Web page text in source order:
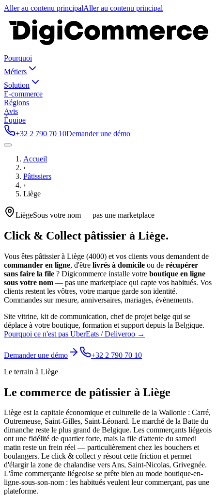
Aller au contenu principalAller au contenu principal
Pourquoi
Métiers
Solution
E-commerce
Régions
Avis
Équipe
+32 2 790 70 10Demander une démo
Accueil
›
Pâtissiers
›
Liège
LiègeSous votre nom — pas une marketplace
Click & Collect pâtissier à Liège.
Vous êtes pâtissierà Liège (4000) et vos clients vous demandent de
commander en ligne, d'être livrés à domicile ou de récupérer
sans faire la file ? Digicommerce installe votre boutique en ligne
sous votre nom — pas une marketplace qui capte vos habitués. Vos
clients restent les vôtres, votre marque garde son identité.
Commandes sur mesure, anniversaires, mariages, événements.
Site vitrine, kit de communication, chef de projet belge qui se
déplace à votre boutique, formation et support depuis la Belgique.
Pourquoi ce n'est pas UberEats / Deliveroo →
Demander une démo
+32 2 790 70 10
Le terrain à Liège
Le commerce de pâtissier à Liège
Liège est la capitale économique et culturelle de la Wallonie : Carré,
Outremeuse, Saint-Gilles, Saint-Léonard. Le marché de la Batte du
dimanche reste le plus grand de Belgique. Les commerçants liégeois
ont une fidélité de quartier forte, mais la file d'attente du samedi
matin reste un frein réel — particulièrement chez les bouchers et
boulangers. Le click & collect y résout cette friction et permet
d'élargir la zone de chalandise vers Ans, Saint-Nicolas, Grivegnée.
L'âme commerçante liégeoise se prête bien au mode boutique-en-
ligne-sous-son-nom : les habitués veulent leur commerçant, pas une
plateforme.